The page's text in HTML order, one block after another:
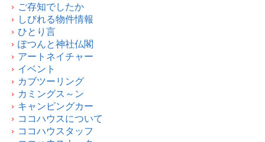
ご存知でしたか
しびれる物件情報
ひとり言
ぽつんと神社仏閣
アートネイチャー
イベント
カブツーリング
カミングス～ン
キャンピングカー
ココハウスについて
ココハウスタッフ